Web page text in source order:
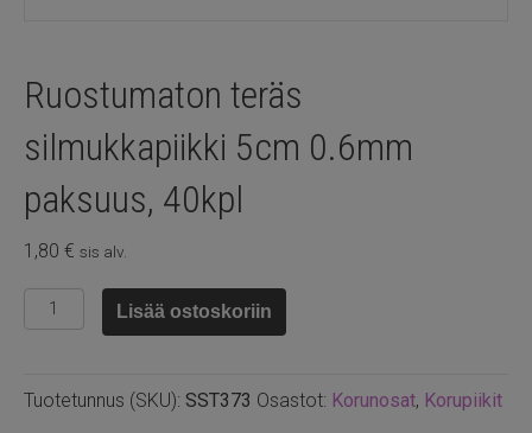
Ruostumaton teräs
silmukkapiikki 5cm 0.6mm
paksuus, 40kpl
1,80 € sis alv.
Ruostumaton
teräs
0.6mm
Lisää ostoskoriin
Tuotetunnus (SKU): SST373 Osastot: Korunosat, Korupiikit